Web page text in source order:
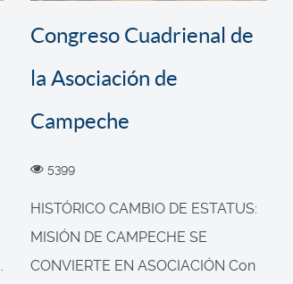
Congreso Cuadrienal de
la Asociación de
Campeche
5399
HISTÓRICO CAMBIO DE ESTATUS:
MISIÓN DE CAMPECHE SE
CONVIERTE EN ASOCIACIÓN Con